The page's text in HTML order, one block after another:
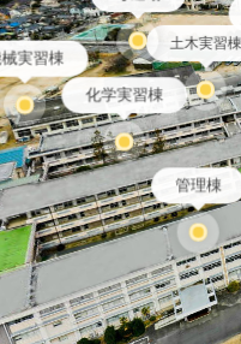
化学実習棟
実習棟
土木実習棟
管理棟